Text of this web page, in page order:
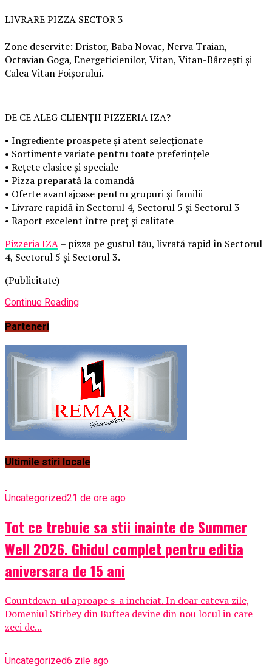
LIVRARE PIZZA SECTOR 3
Zone deservite: Dristor, Baba Novac, Nerva Traian,
Octavian Goga, Energeticienilor, Vitan, Vitan-Bârzești și
Calea Vitan Foișorului.
DE CE ALEG CLIENȚII PIZZERIA IZA?
• Ingrediente proaspete și atent selecționate
• Sortimente variate pentru toate preferințele
• Rețete clasice și speciale
• Pizza preparată la comandă
• Oferte avantajoase pentru grupuri și familii
• Livrare rapidă în Sectorul 4, Sectorul 5 și Sectorul 3
• Raport excelent între preț și calitate
Pizzeria IZA– pizza pe gustul tău, livrată rapid în Sectorul
4, Sectorul 5 și Sectorul 3.
(Publicitate)
Continue Reading
Parteneri
Ultimile stiri locale
Uncategorized21 de ore ago
Tot ce trebuie sa stii inainte de Summer
Well 2026. Ghidul complet pentru editia
aniversara de 15 ani
Countdown-ul aproape s-a incheiat. In doar cateva zile,
Domeniul Stirbey din Buftea devine din nou locul in care
zeci de...
Uncategorized6 zile ago